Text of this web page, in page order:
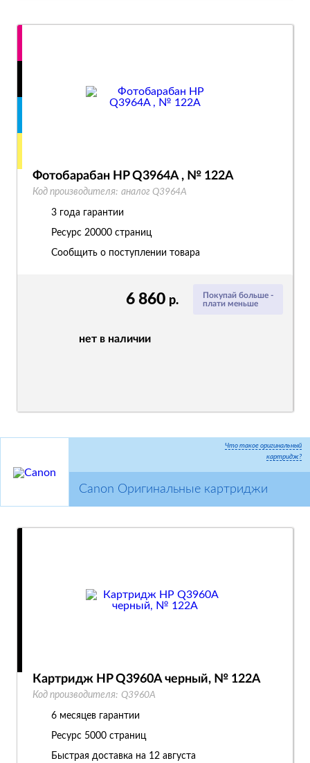
Покупай больше -
плати меньше
6 860 р.
нет в наличии
Фотобарабан HP Q3964A , № 122A
Код производителя: аналог Q3964A
3 года гарантии
Ресурс 20000 страниц
Сообщить о поступлении товара
Что такое оригинальный
картридж?
Canon Оригинальные картриджи
Картридж HP Q3960A черный, № 122A
Код производителя: Q3960A
6 месяцев гарантии
Ресурс 5000 страниц
Быстрая доставка на 12 августа